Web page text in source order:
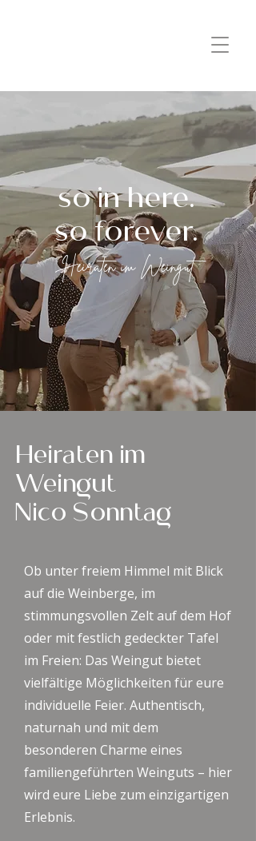
so in here.
so forever.
Heiraten im Weingut
Heiraten im
Weingut
Nico Sonntag
Ob unter freiem Himmel mit Blick
auf die Weinberge, im
stimmungsvollen Zelt auf dem Hof
oder mit festlich gedeckter Tafel
im Freien: Das Weingut bietet
vielfältige Möglichkeiten für eure
individuelle Feier. Authentisch,
naturnah und mit dem
besonderen Charme eines
familiengeführten Weinguts – hier
wird eure Liebe zum einzigartigen
Erlebnis.